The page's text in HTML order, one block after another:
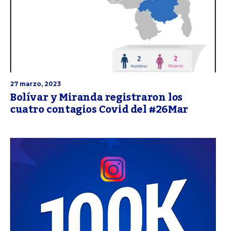
27 marzo, 2023
Bolívar y Miranda registraron los
cuatro contagios Covid del #26Mar